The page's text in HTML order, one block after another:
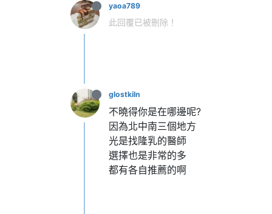
yaoa789
此回覆已被刪除！
glostkiln
不曉得你是在哪邊呢?
因為北中南三個地方
光是找隆乳的醫師
選擇也是非常的多
都有各自推薦的啊